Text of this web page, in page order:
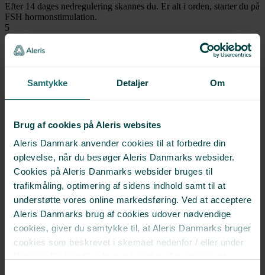
Samtykke Detaljer Om
Brug af cookies på Aleris websites
Aleris Danmark anvender cookies til at forbedre din
oplevelse, når du besøger Aleris Danmarks websider.
Cookies på Aleris Danmarks websider bruges til
trafikmåling, optimering af sidens indhold samt til at
understøtte vores online markedsføring. Ved at acceptere
Aleris Danmarks brug af cookies udover nødvendige
cookies, giver du samtykke til, at Aleris Danmarks bruger
cookies som beskrevet i skemaet nedenfor / eller under
Efter 14 dages nedregulering skannes du. Er alt i orden, starter du på
FSH hormonstimulation.
5
3. besøg med ultralyd
dine follikler (ægblærer).
Når ægblærerne er klar, gives en ægløsningssprøjte, som
færdigmodner æggene.
Ægudtagning
Med en fin kanyle suger lægen ultralydsvejledt follikelvæsken med
ægblærerne ud fra æggestokkene.